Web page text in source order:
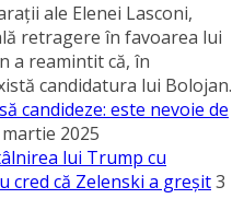
ale Elenei Lasconi,
retragere în favoarea lui
a reamintit că, în
candidatura lui Bolojan.
candideze: este nevoie de
2025
lui Trump cu
cred că Zelenski a greşit3